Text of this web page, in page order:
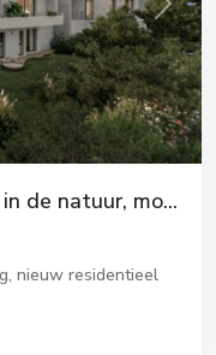
Next
de natuur, mo...
nieuw residentieel